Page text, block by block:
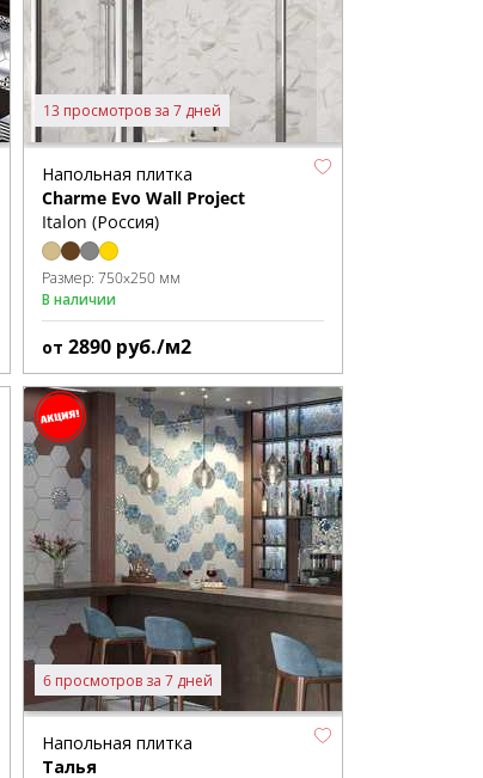
13 просмотров за 7 дней
Напольная плитка
Charme Evo Wall Project
Italon (Россия)
Размер: 750x250 мм
В наличии
от 2890 руб./м2
6 просмотров за 7 дней
Напольная плитка
Талья